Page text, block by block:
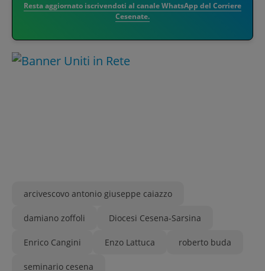
Resta aggiornato iscrivendoti al canale WhatsApp del Corriere
Cesenate.
arcivescovo antonio giuseppe caiazzo
damiano zoffoli Diocesi Cesena-Sarsina
Enrico Cangini Enzo Lattuca roberto buda
seminario cesena